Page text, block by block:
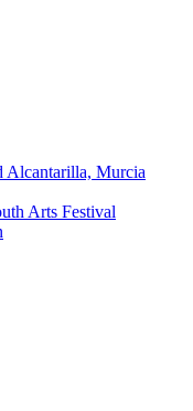
Alcantarilla, Murcia
Arts Festival